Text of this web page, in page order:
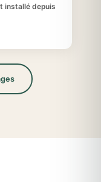
installé depuis